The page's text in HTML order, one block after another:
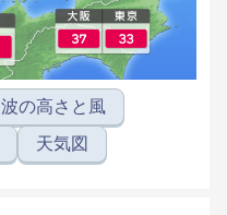
波の高さと風
天気図